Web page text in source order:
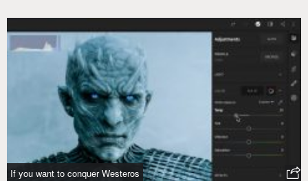
If you want to conquer Westeros